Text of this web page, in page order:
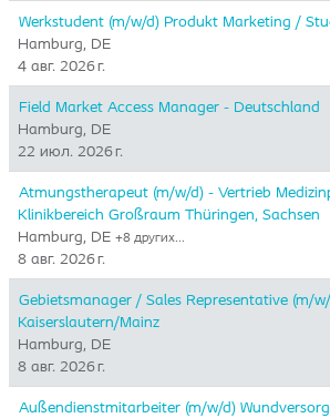
Werkstudent (m/w/d) Produkt Marketing /
Hamburg, DE
4 авг. 2026 г.
Field Market Access Manager - Deutschland
Hamburg, DE
22 июл. 2026 г.
Atmungstherapeut (m/w/d) - Vertrieb
Klinikbereich Großraum Thüringen, Sachsen
Hamburg, DE +8 других…
8 авг. 2026 г.
Gebietsmanager / Sales Representative (m/
Kaiserslautern/Mainz
Hamburg, DE
8 авг. 2026 г.
Außendienstmitarbeiter (m/w/d)